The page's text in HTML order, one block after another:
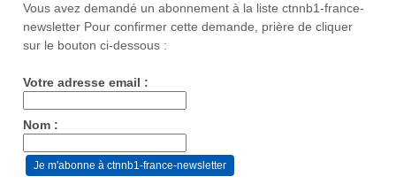
Vous avez demandé un abonnement à la liste ctnnb1-france-
newsletter Pour confirmer cette demande, prière de cliquer
sur le bouton ci-dessous :
Votre adresse email :
Nom :